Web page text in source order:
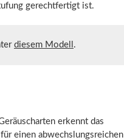
gerechtfertigt ist.
diesem Modell .
erkennt das
einen abwechslungsreichen